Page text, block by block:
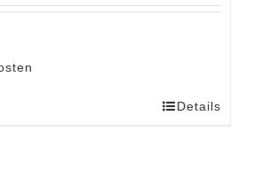
Details